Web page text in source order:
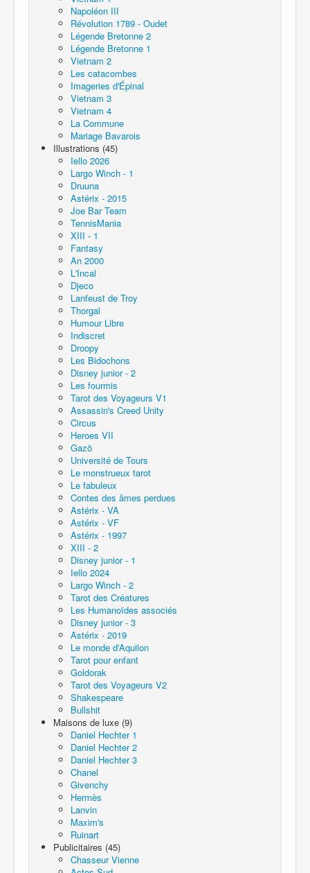
Napoléon III
Révolution 1789 - Oudet
Légende Bretonne 2
Légende Bretonne 1
Vietnam 2
Les catacombes
Imageries d'Épinal
Vietnam 3
Vietnam 4
La Commune
Mariage Bavarois
Illustrations (45)
Iello 2026
Largo Winch - 1
Druuna
Astérix - 2015
Joe Bar Team
TennisMania
XIII - 1
Fantasy
An 2000
L'Incal
Djeco
Lanfeust de Troy
Thorgal
Humour Libre
Indiscret
Droopy
Les Bidochons
Disney junior - 2
Les fourmis
Tarot des Voyageurs V1
Assassin's Creed Unity
Circus
Heroes VII
Gazö
Université de Tours
Le monstrueux tarot
Le fabuleux
Contes des âmes perdues
Astérix - VA
Astérix - VF
Astérix - 1997
XIII - 2
Disney junior - 1
Iello 2024
Largo Winch - 2
Tarot des Créatures
Les Humanoïdes associés
Disney junior - 3
Astérix - 2019
Le monde d'Aquilon
Tarot pour enfant
Goldorak
Tarot des Voyageurs V2
Shakespeare
Bullshit
Maisons de luxe (9)
Daniel Hechter 1
Daniel Hechter 2
Daniel Hechter 3
Chanel
Givenchy
Hermès
Lanvin
Maxim's
Ruinart
Publicitaires (45)
Chasseur Vienne